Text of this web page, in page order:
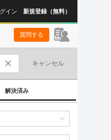
イン 新規登録（無料）
質問する
キャンセル
解決済み